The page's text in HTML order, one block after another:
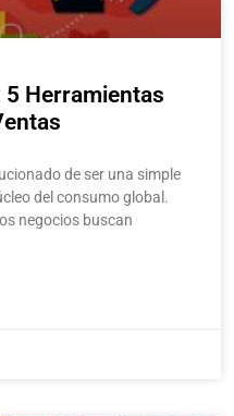
5 Herramientas
de ser una simple
del consumo global.
negocios buscan